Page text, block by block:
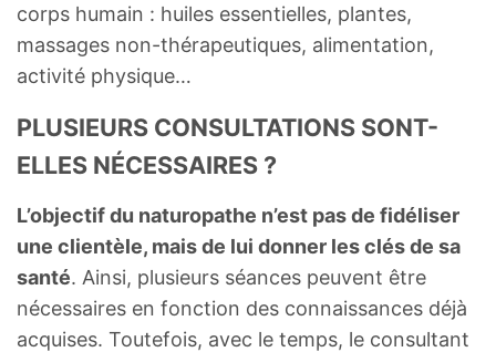
corps humain : huiles essentielles, plantes,
massages non-thérapeutiques, alimentation,
activité physique…
PLUSIEURS CONSULTATIONS SONT-
ELLES NÉCESSAIRES ?
L’objectif du naturopathe n’est pas de fidéliser
une clientèle, mais de lui donner les clés de sa
santé. Ainsi, plusieurs séances peuvent être
nécessaires en fonction des connaissances déjà
acquises. Toutefois, avec le temps, le consultant